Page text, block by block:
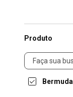
Produto
Produto
Bermuda